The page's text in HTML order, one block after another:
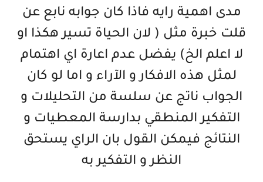
مدى اهمية رايه فاذا كان جوابه نابع عن
قلت خبرة مثل ( لان الحياة تسير هكذا او
لا اعلم الخ) يفضل عدم اعارة اي اهتمام
لمثل هذه الافكار و الآراء و اما لو كان
الجواب ناتج عن سلسة من التحليلات و
التفكير المنطقي بدارسة المعطيات و
النتائج فيمكن القول بان الراي يستحق
النظر و التفكير به